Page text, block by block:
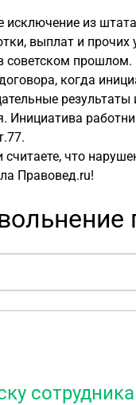
из
выплат и прочих
советском прошлом.
когда
что
Правовед.ru!